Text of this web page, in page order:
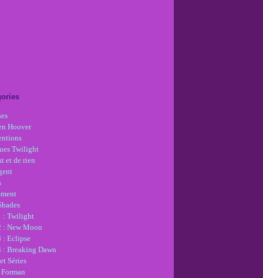
Hoover
Twilight
et de rien
: Twilight
: New Moon
: Eclipse
: Breaking Dawn
Séries